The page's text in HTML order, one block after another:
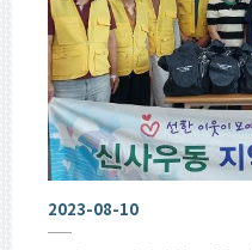
2023-08-10